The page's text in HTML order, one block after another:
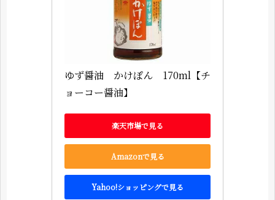
ゆず醤油　かけぽん　170ml【チ
ョーコー醤油】
楽天市場で見る
Amazonで見る
Yahoo!ショッピングで見る